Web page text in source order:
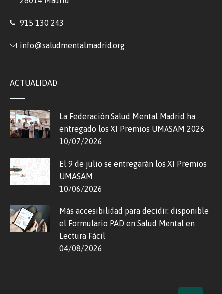
915 130 243
info@saludmentalmadrid.org
ACTUALIDAD
La Federación Salud Mental Madrid ha
entregado los XI Premios UMASAM 2026
10/07/2026
El 9 de julio se entregarán los XI Premios
UMASAM
10/06/2026
Más accesibilidad para decidir: disponible
el Formulario PAD en Salud Mental en
Lectura Fácil
04/08/2026